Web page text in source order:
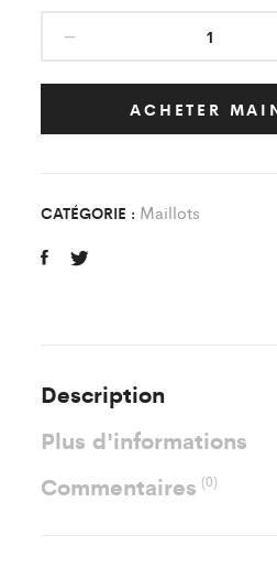
Jaune/Bleu
Monthyon
ACHETER
CATÉGORIE : Maillots
Description
Plus d'informations
Commentaires(0)